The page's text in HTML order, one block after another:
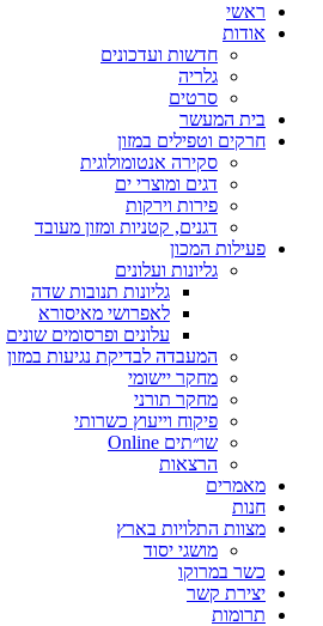
ראשי
אודות
חדשות ועדכונים
גלריה
סרטים
בית המעשר
חרקים וטפילים במזון
סקירה אנטומולוגית
דגים ומוצרי ים
פירות וירקות
דגנים, קטניות ומזון מעובד
פעילות המכון
גליונות ועלונים
גליונות תנובות שדה
לאפרושי מאיסורא
עלונים ופרסומים שונים
המעבדה לבדיקת נגיעות במזון
מחקר יישומי
מחקר תורני
פיקוח וייעוץ כשרותי
שו״תים Online
הרצאות
מאמרים
חנות
מצוות התלויות בארץ
מושגי יסוד
כשר במרוקו
יצירת קשר
תרומות